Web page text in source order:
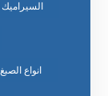
السيراميك
انواع